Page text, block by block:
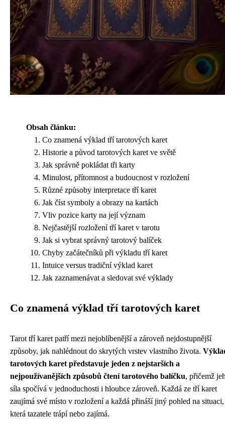
Obsah článku:
Co znamená výklad tří tarotových karet
Historie a původ tarotových karet ve světě
Jak správně pokládat tři karty
Minulost, přítomnost a budoucnost v rozložení
Různé způsoby interpretace tří karet
Jak číst symboly a obrazy na kartách
Vliv pozice karty na její význam
Nejčastější rozložení tří karet v tarotu
Jak si vybrat správný tarotový balíček
Chyby začátečníků při výkladu tří karet
Intuice versus tradiční výklad karet
Jak zaznamenávat a sledovat své výklady
Co znamená výklad tří tarotových karet
Tarot tří karet patří mezi nejoblíbenější a zároveň nejdostupnější
způsoby, jak nahlédnout do skrytých vrstev vlastního života.
tarotových karet představuje jeden z nejstarších a
nejpoužívanějších způsobů čtení tarotového balíčku, přičemž
síla spočívá v jednoduchosti i hloubce zároveň. Každá ze tří karet
zaujímá své místo v rozložení a každá přináší jiný pohled na situaci,
která tazatele trápí nebo zajímá.